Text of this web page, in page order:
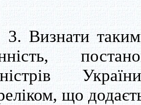
Визнати
що